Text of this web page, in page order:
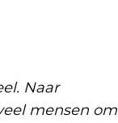
Naar
mensen om